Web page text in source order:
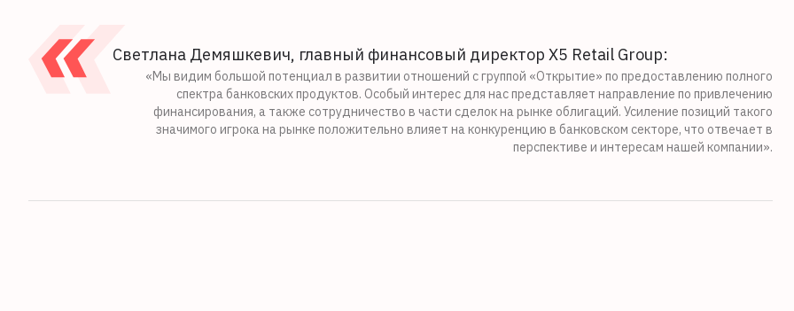
Светлана Демяшкевич, главный финансовый директор Х5 Retail Group:
«Мы видим большой потенциал в развитии отношений с группой «Открытие» по предоставлению полного
спектра банковских продуктов. Особый интерес для нас представляет направление по привлечению
финансирования, а также сотрудничество в части сделок на рынке облигаций. Усиление позиций такого
значимого игрока на рынке положительно влияет на конкуренцию в банковском секторе, что отвечает в
перспективе и интересам нашей компании».